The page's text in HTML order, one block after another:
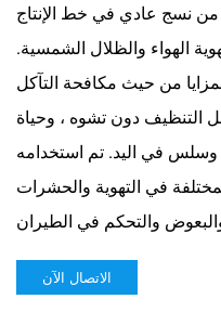
الهواء والظلال الشمسية.
من حيث مكافحة التآكل
التنظيف دون تشوه ، وحياة
وسلس في اليد. تم استخدامه
في التهوية والحشرات
الاتصال الآن